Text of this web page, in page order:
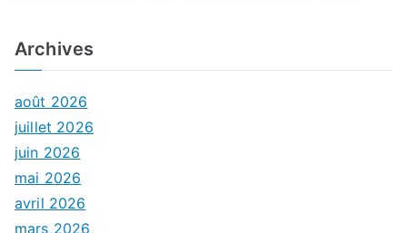
Archives
août 2026
juillet 2026
juin 2026
mai 2026
avril 2026
mars 2026